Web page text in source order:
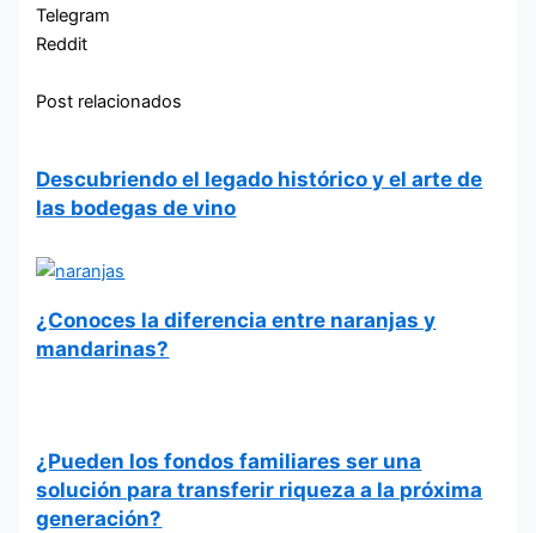
Telegram
Reddit
Post relacionados
Descubriendo el legado histórico y el arte de
las bodegas de vino
¿Conoces la diferencia entre naranjas y
mandarinas?
¿Pueden los fondos familiares ser una
solución para transferir riqueza a la próxima
generación?